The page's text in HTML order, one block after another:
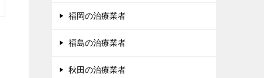
福岡の治療業者
福島の治療業者
秋田の治療業者